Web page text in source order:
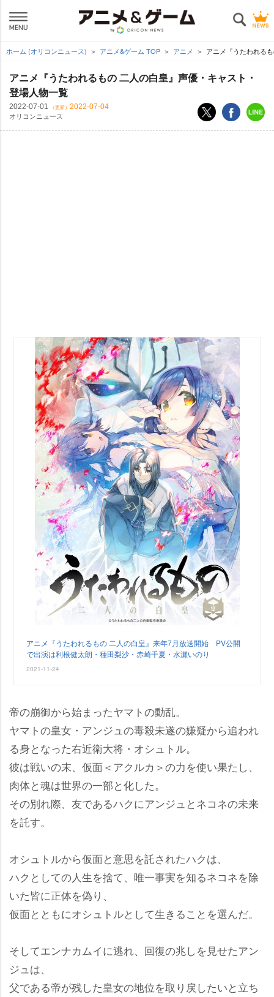
ホーム (オリコンニュース) アニメ&ゲーム TOP アニメ アニメ『うたわれる
アニメ『うたわれるもの 二人の白皇』声優・キャスト・
登場人物一覧
2022-07-01 （更新） 2022-07-04
オリコンニュース
アニメ『うたわれるもの 二人の白皇』来年7月放送開始 PV公開
で出演は利根健太朗・種田梨沙・赤崎千夏・水瀬いのり
2021-11-24
帝の崩御から始まったヤマトの動乱。
ヤマトの皇女・アンジュの毒殺未遂の嫌疑から追われ
る身となった右近衛大将・オシュトル。
彼は戦いの末、仮面＜アクルカ＞の力を使い果たし、
肉体と魂は世界の一部と化した。
その別れ際、友であるハクにアンジュとネコネの未来
を託す。
オシュトルから仮面と意思を託されたハクは、
ハクとしての人生を捨て、唯一事実を知るネコネを除
いた皆に正体を偽り、
仮面とともにオシュトルとして生きることを選んだ。
そしてエンナカムイに逃れ、回復の兆しを見せたアン
ジュは、
父である帝が残した皇女の地位を取り戻したいと立ち